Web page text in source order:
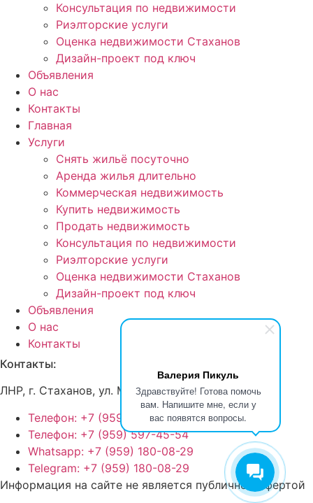
Валерия Пикуль
Здравствуйте! Готова помочь
вам. Напишите мне, если у
вас появятся вопросы.
Консультация по недвижимости
Риэлторские услуги
Оценка недвижимости Стаханов
Дизайн-проект под ключ
Объявления
О нас
Контакты
Главная
Услуги
Снять жильё посуточно
Аренда жилья длительно
Коммерческая недвижимость
Купить недвижимость
Продать недвижимость
Консультация по недвижимости
Риэлторские услуги
Оценка недвижимости Стаханов
Дизайн-проект под ключ
Объявления
О нас
Контакты
Контакты:
ЛНР, г. Стаханов, ул. Макерова, д. 12
Телефон: +7 (959) 180-08-29
Телефон: +7 (959) 597-45-54
Whatsapp: +7 (959) 180-08-29
Telegram: +7 (959) 180-08-29
Информация на сайте не является публичной офертой